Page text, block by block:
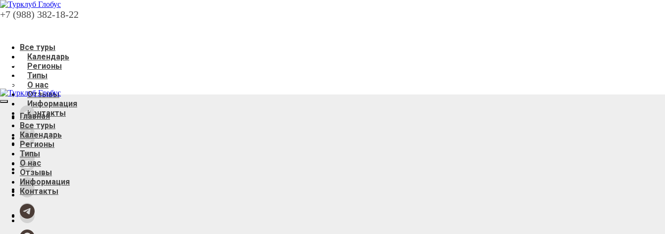
+7 (988) 382-18-22
Все туры
Календарь
Регионы
Типы
О нас
Отзывы
Информация
Контакты
Главная
Все туры
Календарь
Регионы
Типы
О нас
Отзывы
Информация
Контакты